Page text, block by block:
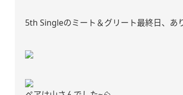
5th Singleのミート＆グリート最終日、